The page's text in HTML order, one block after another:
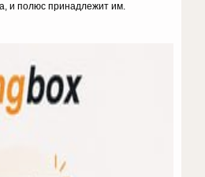
и полюс принадлежит им.